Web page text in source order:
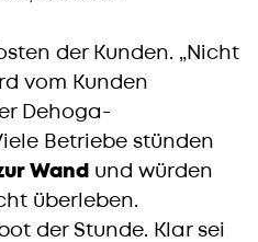
der Kunden. „Nicht
vom Kunden
Dehoga-
Betriebe stünden
Wand und würden
überleben.
der Stunde. Klar sei